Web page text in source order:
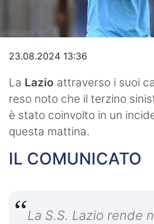
23.08.2024 13:36
La Lazio attraverso i suoi
reso noto che il terzino
è stato coinvolto in un
questa mattina.
IL COMUNICATO
La S.S. Lazio rende